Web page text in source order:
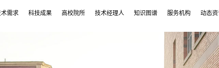
术需求 科技成果 高校院所 技术经理人 知识图谱 服务机构 动态